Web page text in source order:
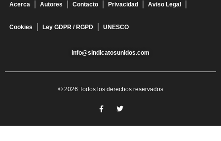
Acerca Autores Contacto Privacidad Aviso Legal
Cookies Ley GDPR / RGPD UNESCO
info@sindicatosunidos.com
© 2026 Todos los derechos reservados